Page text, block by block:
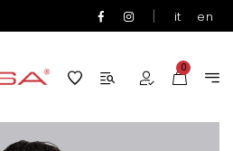
| it en
0